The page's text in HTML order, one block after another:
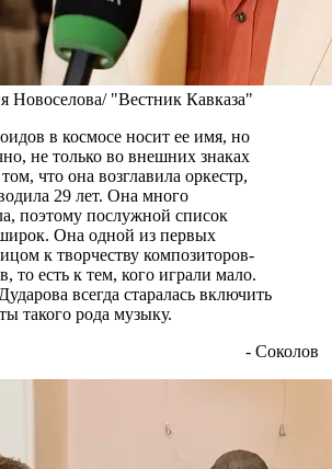
"Вестник Кавказа"
в космосе носит ее имя, но
не только во внешних знаках
что она возглавила оркестр,
29 лет. Она много
поэтому послужной список
Она одной из первых
к творчеству композиторов-
то есть к тем, кого играли мало.
всегда старалась включить
такого рода музыку.
- Соколов